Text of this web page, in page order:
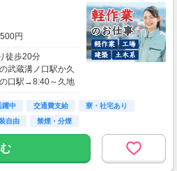
円
みで、社会人予定
徒歩20分
武蔵溝ノ口駅か久
口駅→8:40～久地
駅まで送ります
駐輪場有/1000円
躍中 交通費支給
寮・社宅あり
自由 禁煙・分煙